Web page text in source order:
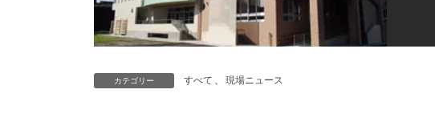
カテゴリー すべて 、 現場ニュース